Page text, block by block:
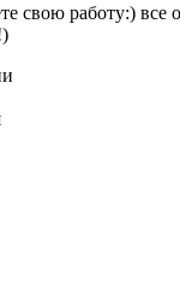
свою работу:) все